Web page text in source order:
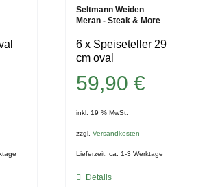
Seltmann Weiden
Meran - Steak & More
6 x Speiseteller 29
cm oval
59,90€
inkl. 19 % MwSt.
zzgl.Versandkosten
Lieferzeit:ca. 1-3 Werktage
Details